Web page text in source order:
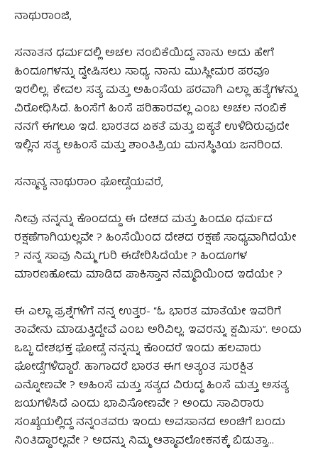
ನಾಥುರಾಂಜಿ,
ಸನಾತನ ಧರ್ಮದಲ್ಲಿ ಅಚಲ ನಂಬಿಕೆಯಿದ್ದ ನಾನು ಅದು ಹೇಗೆ
ಹಿಂದೂಗಳನ್ನು ದ್ವೇಷಿಸಲು ಸಾಧ್ಯ. ನಾನು ಮುಸ್ಲೀಮರ ಪರವೂ
ಇರಲಿಲ್ಲ. ಕೇವಲ ಸತ್ಯ ಮತ್ತು ಅಹಿಂಸೆಯ ಪರವಾಗಿ ಎಲ್ಲಾ ಹತ್ಯೆಗಳನ್ನು
ವಿರೋಧಿಸಿದೆ. ಹಿಂಸೆಗೆ ಹಿಂಸೆ ಪರಿಹಾರವಲ್ಲ ಎಂಬ ಅಚಲ ನಂಬಿಕೆ
ನನಗೆ ಈಗಲೂ ಇದೆ. ಭಾರತದ ಏಕತೆ ಮತ್ತು ಐಕ್ಯತೆ ಉಳಿದಿರುವುದೇ
ಇಲ್ಲಿನ ಸತ್ಯ ಅಹಿಂಸೆ ಮತ್ತು ಶಾಂತಿಪ್ರಿಯ ಮನಸ್ಥಿತಿಯ ಜನರಿಂದ.
ಸನ್ಮಾನ್ಯ ನಾಥುರಾಂ ಘೋಡ್ಸೆಯವರೆ,
ನೀವು ನನ್ನನ್ನು ಕೊಂದದ್ದು ಈ ದೇಶದ ಮತ್ತು ಹಿಂದೂ ಧರ್ಮದ
ರಕ್ಷಣೆಗಾಗಿಯಲ್ಲವೇ ? ಹಿಂಸೆಯಿಂದ ದೇಶದ ರಕ್ಷಣೆ ಸಾಧ್ಯವಾಗಿದೆಯೇ
? ನನ್ನ ಸಾವು ನಿಮ್ಮ ಗುರಿ ಈಡೇರಿಸಿದೆಯೇ ? ಹಿಂದೂಗಳ
ಮಾರಣಹೋಮ ಮಾಡಿದ ಪಾಕಿಸ್ತಾನ ನೆಮ್ಮದಿಯಿಂದ ಇದೆಯೇ ?
ಈ ಎಲ್ಲಾ ಪ್ರಶ್ನೆಗಳಿಗೆ ನನ್ನ ಉತ್ತರ- “ಓ ಭಾರತ ಮಾತೆಯೇ ಇವರಿಗೆ
ತಾವೇನು ಮಾಡುತ್ತಿದ್ದೇವೆ ಎಂಬ ಅರಿವಿಲ್ಲ. ಇವರನ್ನು ಕ್ಷಮಿಸು”. ಅಂದು
ಒಬ್ಬ ದೇಶಭಕ್ತ ಘೋಡ್ಸೆ ನನ್ನನ್ನು ಕೊಂದರೆ ಇಂದು ಹಲವಾರು
ಘೋಡ್ಸೆಗಳಿದ್ದಾರೆ. ಹಾಗಾದರೆ ಭಾರತ ಈಗ ಅತ್ಯಂತ ಸುರಕ್ಷಿತ
ಎನ್ನೋಣವೇ ? ಅಹಿಂಸೆ ಮತ್ತು ಸತ್ಯದ ವಿರುದ್ಧ ಹಿಂಸೆ ಮತ್ತು ಅಸತ್ಯ
ಜಯಗಳಿಸಿದೆ ಎಂದು ಭಾವಿಸೋಣವೇ ? ಅಂದು ಸಾವಿರಾರು
ಸಂಖ್ಯೆಯಲ್ಲಿದ್ದ ನನ್ನಂತವರು ಇಂದು ಅವಸಾನದ ಅಂಚಿಗೆ ಬಂದು
ನಿಂತಿದ್ದಾರಲ್ಲವೇ ? ಅದನ್ನು ನಿಮ್ಮ ಆತ್ಮಾವಲೋಕನಕ್ಕೆ ಬಿಡುತ್ತಾ…